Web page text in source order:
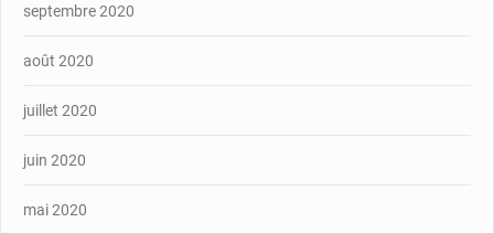
septembre 2020
août 2020
juillet 2020
juin 2020
mai 2020